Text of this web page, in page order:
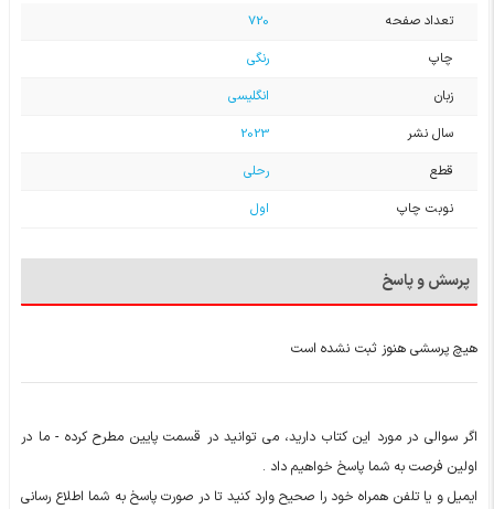
تعداد صفحه
720
چاپ
رنگی
زبان
انگلیسی
سال نشر
2023
قطع
رحلی
نوبت چاپ
اول
پرسش و پاسخ
هیچ پرسشی هنوز ثبت نشده است
اگر سوالی در مورد این کتاب دارید، می توانید در قسمت پایین مطرح کرده - ما در
اولین فرصت به شما پاسخ خواهیم داد .
ایمیل و یا تلفن همراه خود را صحیح وارد کنید تا در صورت پاسخ به شما اطلاع رسانی